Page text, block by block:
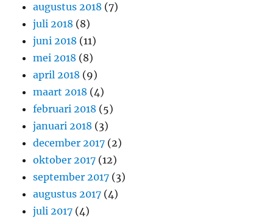
augustus 2018 (7)
juli 2018 (8)
juni 2018 (11)
mei 2018 (8)
april 2018 (9)
maart 2018 (4)
februari 2018 (5)
januari 2018 (3)
december 2017 (2)
oktober 2017 (12)
september 2017 (3)
augustus 2017 (4)
juli 2017 (4)